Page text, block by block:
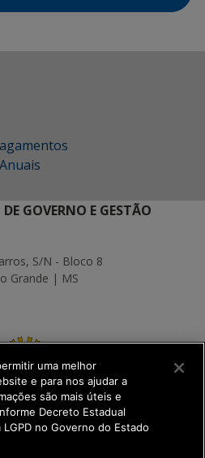
GOVERNO E GESTÃO
S/N - Bloco 8
Grande | MS
uma melhor
e para nos ajudar a
são mais úteis e
Decreto Estadual
no Governo do Estado